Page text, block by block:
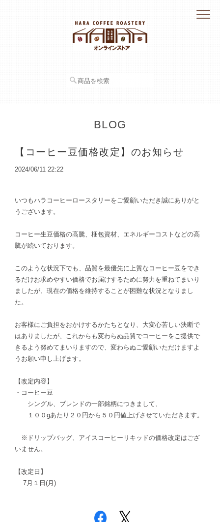
BLOG
【コーヒー豆価格改定】のお知らせ
2024/06/11 22:22
いつもハラコーヒーロースタリーをご愛顧いただき誠にありがと
うございます。
コーヒー生豆価格の高騰、梱包資材、エネルギーコストなどの高
騰が続いております。
このような状況下でも、品質を最優先に上質なコーヒー豆をでき
るだけお求めやすい価格でお届けするために努力を重ねてまいり
ましたが、現在の価格を維持することが困難な状況となりまし
た。
お客様にご負担をおかけするかたちとなり、大変心苦しい決断で
はありましたが、これからも変わらぬ品質でコーヒーをご提供で
きるよう努めてまいりますので、変わらぬご愛顧いただけますよ
うお願い申し上げます。
【改定内容】
・コーヒー豆
シングル、ブレンドの一部銘柄につきまして、
１００gあたり２０円から５０円値上げさせていただきます。
※ドリップバッグ、アイスコーヒーリキッドの価格改定はござ
いません。
【改定日】
7月１日(月)